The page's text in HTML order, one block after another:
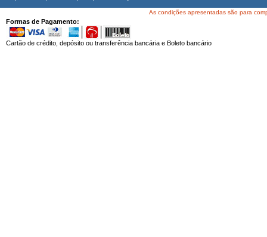
As condições apresentadas são para
Formas de Pagamento:
Cartão de crédito, depósito ou transferência bancária e Boleto bancário